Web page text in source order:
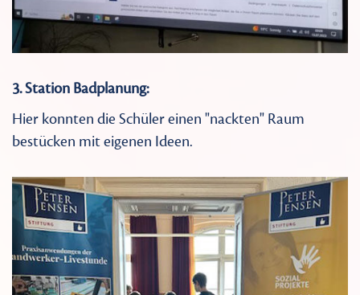
3. Station Badplanung:
Hier konnten die Schüler einen "nackten" Raum
bestücken mit eigenen Ideen.